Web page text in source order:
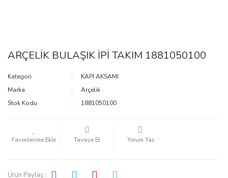
ARÇELİK BULAŞIK İPİ TAKIM 1881050100
Kategori
KAPI AKSAMI
Marka
Arçelik
Stok Kodu
1881050100
Tavsiye Et Yorum Yaz
Ürün Paylaş :